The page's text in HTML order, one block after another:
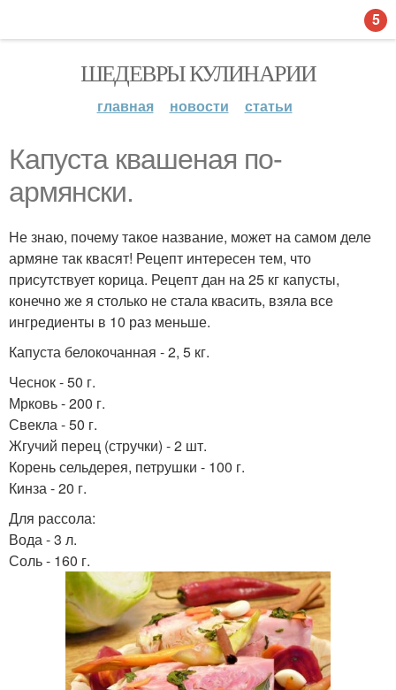
ШЕДЕВРЫ КУЛИНАРИИ
главная новости статьи
Капуста квашеная по-
армянски.
Не знаю, почему такое название, может на самом деле
армяне так квасят! Рецепт интересен тем, что
присутствует корица. Рецепт дан на 25 кг капусты,
конечно же я столько не стала квасить, взяла все
ингредиенты в 10 раз меньше.
Капуста белокочанная - 2, 5 кг.
Чеснок - 50 г.
Мрковь - 200 г.
Свекла - 50 г.
Жгучий перец (стручки) - 2 шт.
Корень сельдерея, петрушки - 100 г.
Кинза - 20 г.
Для рассола:
Вода - 3 л.
Соль - 160 г.
5